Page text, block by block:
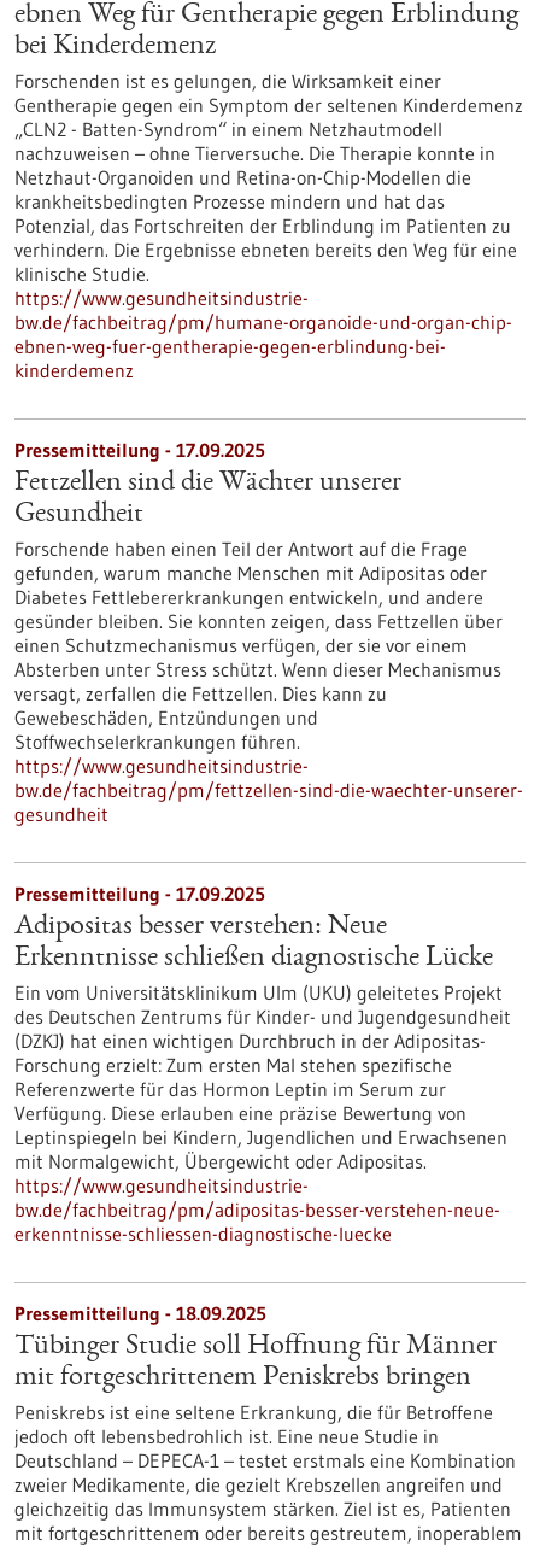
ebnen Weg für Gentherapie gegen Erblindung
bei Kinderdemenz
Forschenden ist es gelungen, die Wirksamkeit einer
Gentherapie gegen ein Symptom der seltenen Kinderdemenz
„CLN2 - Batten-Syndrom“ in einem Netzhautmodell
nachzuweisen – ohne Tierversuche. Die Therapie konnte in
Netzhaut-Organoiden und Retina-on-Chip-Modellen die
krankheitsbedingten Prozesse mindern und hat das
Potenzial, das Fortschreiten der Erblindung im Patienten zu
verhindern. Die Ergebnisse ebneten bereits den Weg für eine
klinische Studie.
https://www.gesundheitsindustrie-
bw.de/fachbeitrag/pm/humane-organoide-und-organ-chip-
ebnen-weg-fuer-gentherapie-gegen-erblindung-bei-
kinderdemenz
Pressemitteilung - 17.09.2025
Fettzellen sind die Wächter unserer
Gesundheit
Forschende haben einen Teil der Antwort auf die Frage
gefunden, warum manche Menschen mit Adipositas oder
Diabetes Fettlebererkrankungen entwickeln, und andere
gesünder bleiben. Sie konnten zeigen, dass Fettzellen über
einen Schutzmechanismus verfügen, der sie vor einem
Absterben unter Stress schützt. Wenn dieser Mechanismus
versagt, zerfallen die Fettzellen. Dies kann zu
Gewebeschäden, Entzündungen und
Stoffwechselerkrankungen führen.
https://www.gesundheitsindustrie-
bw.de/fachbeitrag/pm/fettzellen-sind-die-waechter-unserer-
gesundheit
Pressemitteilung - 17.09.2025
Adipositas besser verstehen: Neue
Erkenntnisse schließen diagnostische Lücke
Ein vom Universitätsklinikum Ulm (UKU) geleitetes Projekt
des Deutschen Zentrums für Kinder-​ und Jugendgesundheit
(DZKJ) hat einen wichtigen Durchbruch in der Adipositas-​
Forschung erzielt: Zum ersten Mal stehen spezifische
Referenzwerte für das Hormon Leptin im Serum zur
Verfügung. Diese erlauben eine präzise Bewertung von
Leptinspiegeln bei Kindern, Jugendlichen und Erwachsenen
mit Normalgewicht, Übergewicht oder Adipositas.
https://www.gesundheitsindustrie-
bw.de/fachbeitrag/pm/adipositas-besser-verstehen-neue-
erkenntnisse-schliessen-diagnostische-luecke
Pressemitteilung - 18.09.2025
Tübinger Studie soll Hoffnung für Männer
mit fortgeschrittenem Peniskrebs bringen
Peniskrebs ist eine seltene Erkrankung, die für Betroffene
jedoch oft lebensbedrohlich ist. Eine neue Studie in
Deutschland – DEPECA-1 – testet erstmals eine Kombination
zweier Medikamente, die gezielt Krebszellen angreifen und
gleichzeitig das Immunsystem stärken. Ziel ist es, Patienten
mit fortgeschrittenem oder bereits gestreutem, inoperablem